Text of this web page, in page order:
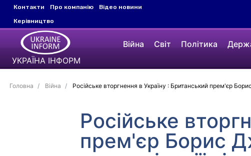
Контакти Про компанію
Відео новини
Керівництво
УКРАЇНА ІНФОРМ
Війна Світ Політика
Головна Війна Російське вторгнення в Україну : Британський прем'єр
Російське
прем'єр Борис